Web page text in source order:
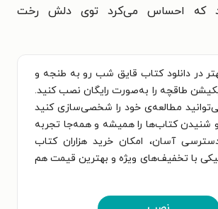
که احساس می‌کرد توی دلش رخت
در دانلود کتاب قایق شب رو به طنجه و
طاقچه را به‌صورت رایگان نصب کنید.
مطالعه‌ی خود را شخصی‌سازی کنید
شنیدن کتاب‌ها را همیشه و همه‌جا تجربه
دسترسی آسان، امکان خرید هزاران کتاب
با تخفیف‌های ویژه و بهترین قیمت هم